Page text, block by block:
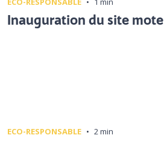
Inauguration du site mote
ECO-RESPONSABLE • 2 min